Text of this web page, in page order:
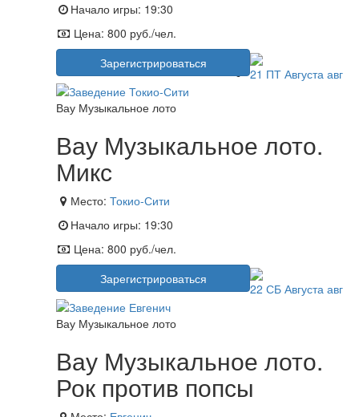
Начало игры: 19:30
Цена: 800 руб./чел.
Зарегистрироваться
21 ПТ Августа авг
Вау Музыкальное лото
Вау Музыкальное лото.
Микс
Место: Токио-Сити
Начало игры: 19:30
Цена: 800 руб./чел.
Зарегистрироваться
22 СБ Августа авг
Вау Музыкальное лото
Вау Музыкальное лото.
Рок против попсы